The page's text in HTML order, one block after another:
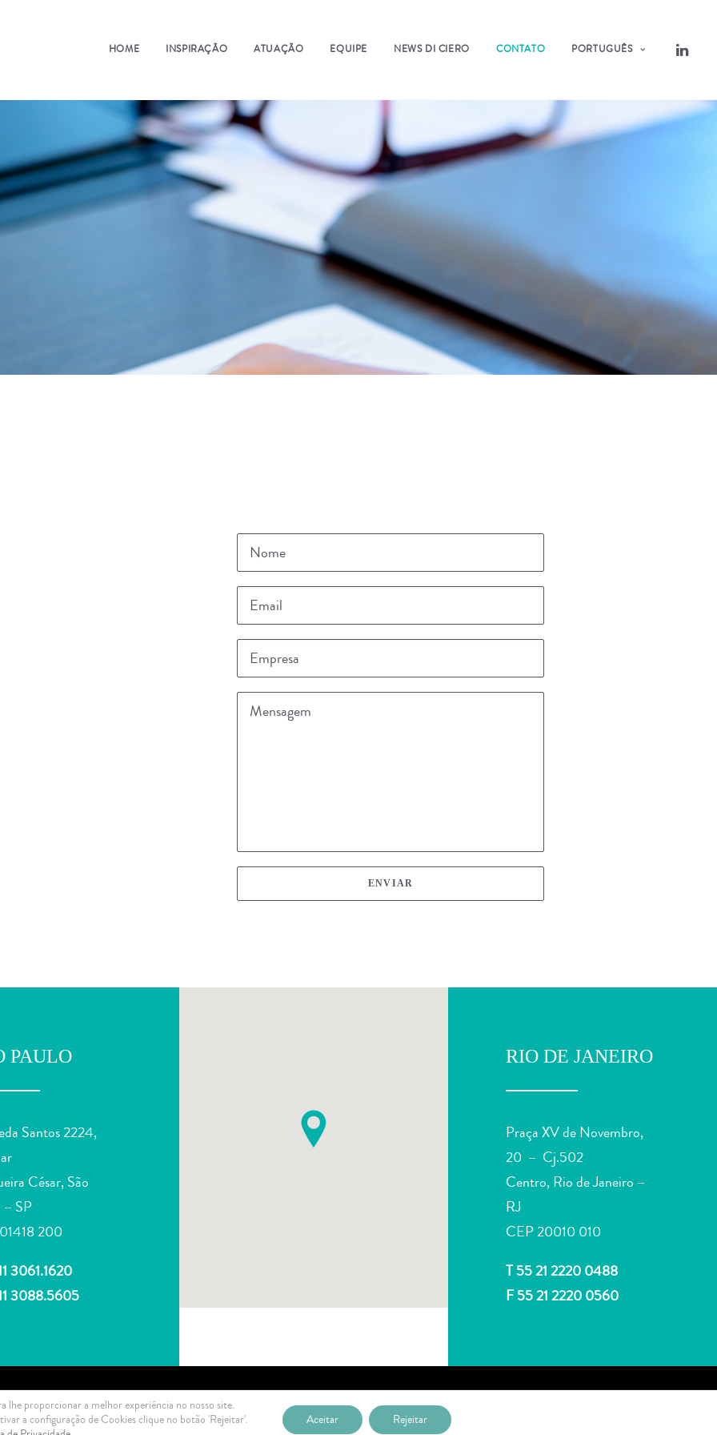
HOME INSPIRAÇÃO ATUAÇÃO EQUIPE NEWS DI CIERO CONTATO PORTUGUÊS
PAULO
Santos 2224,
César, São
– SP
200
3061.1620
3088.5605
RIO DE JANEIRO
Praça XV de Novembro,
20 – Cj.502
Centro, Rio de Janeiro –
RJ
CEP 20010 010
T 55 21 2220 0488
F 55 21 2220 0560
lhe proporcionar a melhor experiência no nosso site.
a configuração de Cookies clique no botão 'Rejeitar'.
Aceitar Rejeitar